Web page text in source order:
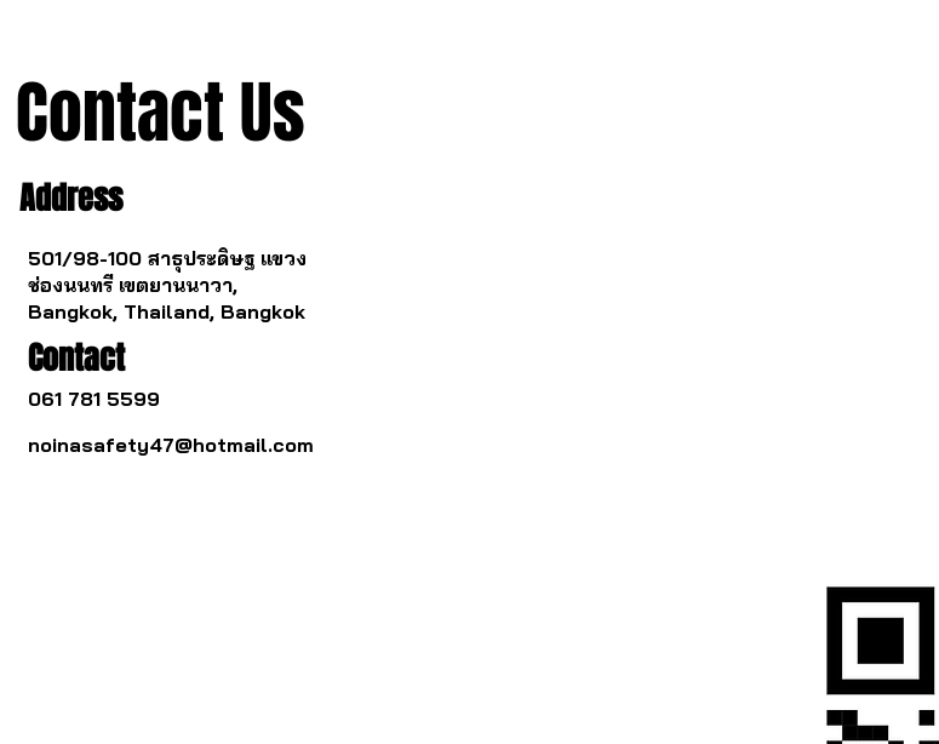
Contact Us
Address
501/98-100 สาธุประดิษฐ แขวง
ช่องนนทรี เขตยานนาวา,
Bangkok, Thailand, Bangkok
Contact
061 781 5599
noinasafety47@hotmail.com